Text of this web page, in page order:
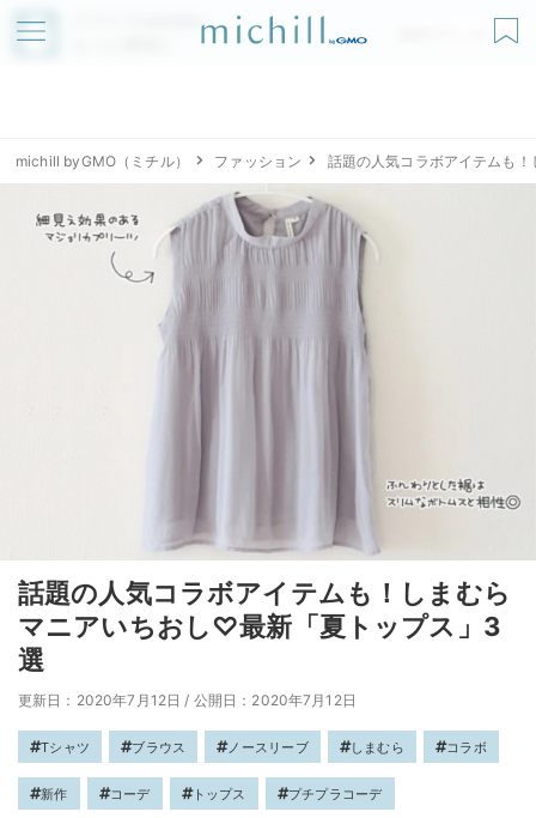
アプリでmichillが
無料ダウンロード
michill byGMO（ミチル） ファッション 話題の人気コラボアイテムも
話題の人気コラボアイテムも！しまむら
マニアいちおし♡最新「夏トップス」3
選
更新日：2020年7月12日 / 公開日：2020年7月12日
Tシャツ ブラウス ノースリーブ しまむら コラボ
新作 コーデ トップス プチプラコーデ